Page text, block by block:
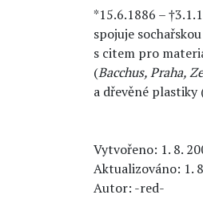
*15.6.1886 –
spojuje
s citem pro
(Bacchus, Praha,
a dřevěné plastiky
Vytvořeno: 1. 8.
Aktualizováno: 1.
Autor: -red-